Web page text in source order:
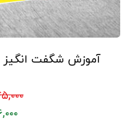
آموزش شگفت انگیز
۸۴۵,۰۰۰